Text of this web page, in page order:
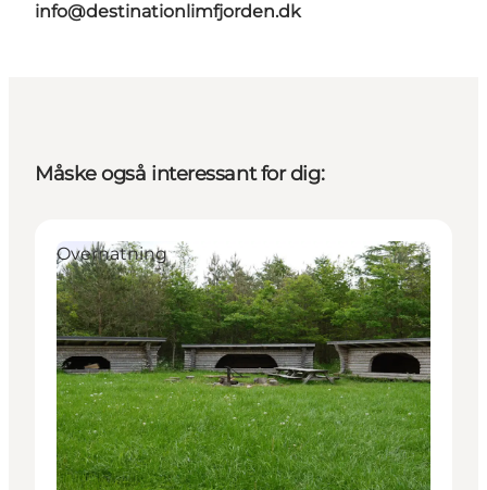
info@destinationlimfjorden.dk
Måske også interessant for dig:
Overnatning